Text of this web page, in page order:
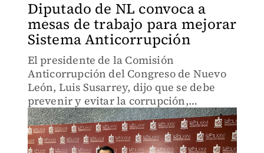
Diputado de NL convoca a
mesas de trabajo para mejorar
Sistema Anticorrupción
El presidente de la Comisión
Anticorrupción del Congreso de Nuevo
León, Luis Susarrey, dijo que se debe
prevenir y evitar la corrupción,
particularmente en los municipios.